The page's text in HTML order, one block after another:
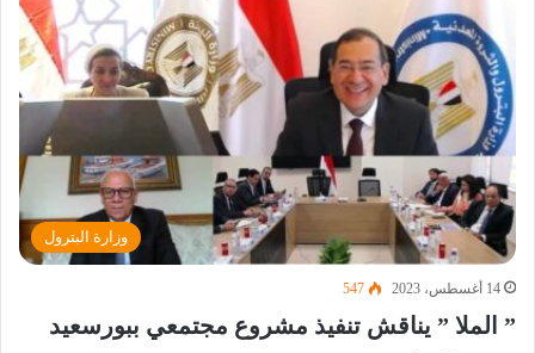
وزارة البترول
14 أغسطس، 2023 547
” الملا ” يناقش تنفيذ مشروع مجتمعي ببورسعيد